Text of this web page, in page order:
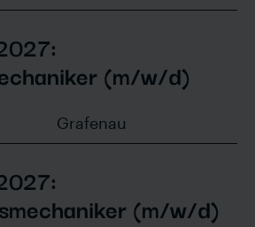
(m/w/d)
Grafenau
(m/w/d)